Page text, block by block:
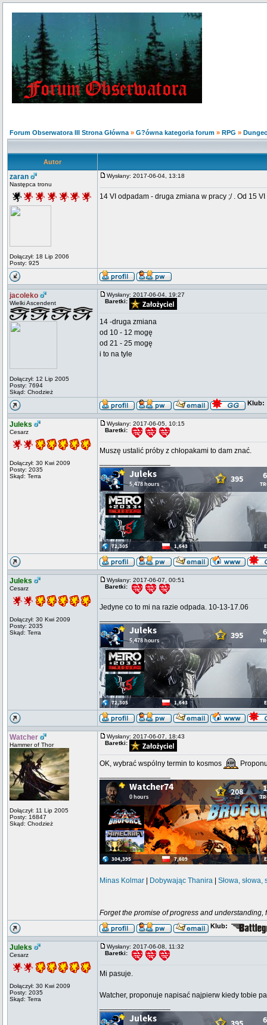
Forum Obserwatora III Strona Główna » G?ówna kategoria forum » RPG »
Autor
zaran
Następca tronu
Dołączył: 18 Lip 2006
Posty: 925
Wysłany: 2017-06-04, 13:18
14 VI odpadam - druga zmiana w pracy ;/ . Od 15
jacoleko
Wielki Ascendent
Dołączył: 12 Lip 2005
Posty: 7694
Skąd: Chodzież
Wysłany: 2017-06-04, 19:27
Baretki:
14 -druga zmiana
od 10 - 12 mogę
od 21 - 25 mogę
i to na tyle
Klub:
Juleks
Cesarz
Dołączył: 30 Kwi 2009
Posty: 2035
Skąd: Terra
Wysłany: 2017-06-05, 10:15
Baretki:
Muszę ustalić próby z chłopakami to dam znać.
Juleks
Cesarz
Dołączył: 30 Kwi 2009
Posty: 2035
Skąd: Terra
Wysłany: 2017-06-07, 00:51
Baretki:
Jedyne co to mi na razie odpada. 10-13-17.06
Watcher
Hammer of Thor
Dołączył: 11 Lip 2005
Posty: 16847
Skąd: Chodzież
Wysłany: 2017-06-07, 18:43
Baretki:
OK, wybrać wspólny termin to kosmos
Minas Kolmar Dobywając Thanira Słowa, słowa,
Forget the promise of progress and
Klub:
Juleks
Cesarz
Dołączył: 30 Kwi 2009
Posty: 2035
Skąd: Terra
Wysłany: 2017-06-08, 11:32
Baretki:
Mi pasuje.
Watcher, proponuje napisać najpierw kiedy tobie